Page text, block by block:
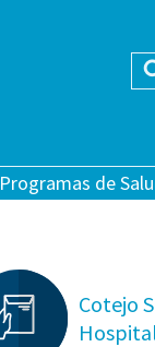
Programas de
Cotejo